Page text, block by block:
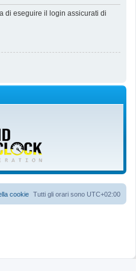
di eseguire il login assicurati di
Tutti gli orari sono UTC+02:00
cookie